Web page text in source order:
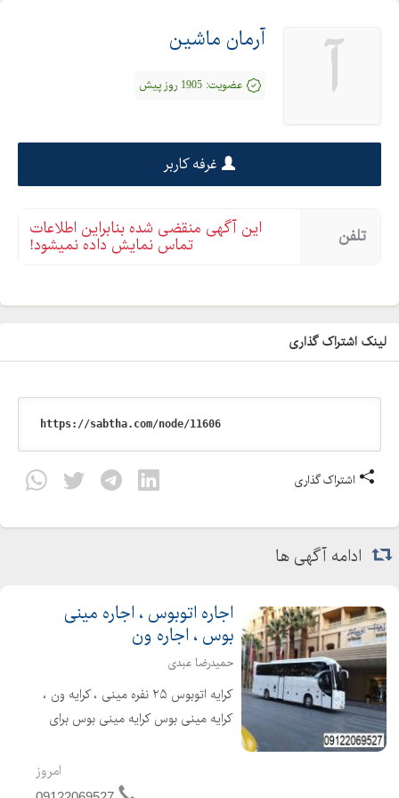
آ آرمان ماشین
عضویت: 1905 روز پیش
غرفه کاربر
تلفن این آگهی منقضی شده بنابراین اطلاعات
تماس نمایش داده نمیشود!
لینک اشتراک گذاری
اشتراک گذاری
ادامه آگهی ها
اجاره اتوبوس ، اجاره مینی
بوس ، اجاره ون
حمیدرضا عبدی
کرایه اتوبوس ۲۵ نفره مینی ، کرایه ون ،
کرایه مینی بوس کرایه مینی بوس برای
مدرسه ، همایش های مختلف سرویس
های لوکس برای مدیران شرکت های
امروز